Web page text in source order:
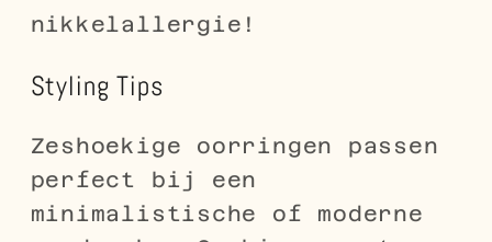
nikkelallergie!
Styling Tips
Zeshoekige oorringen passen
perfect bij een
minimalistische of moderne